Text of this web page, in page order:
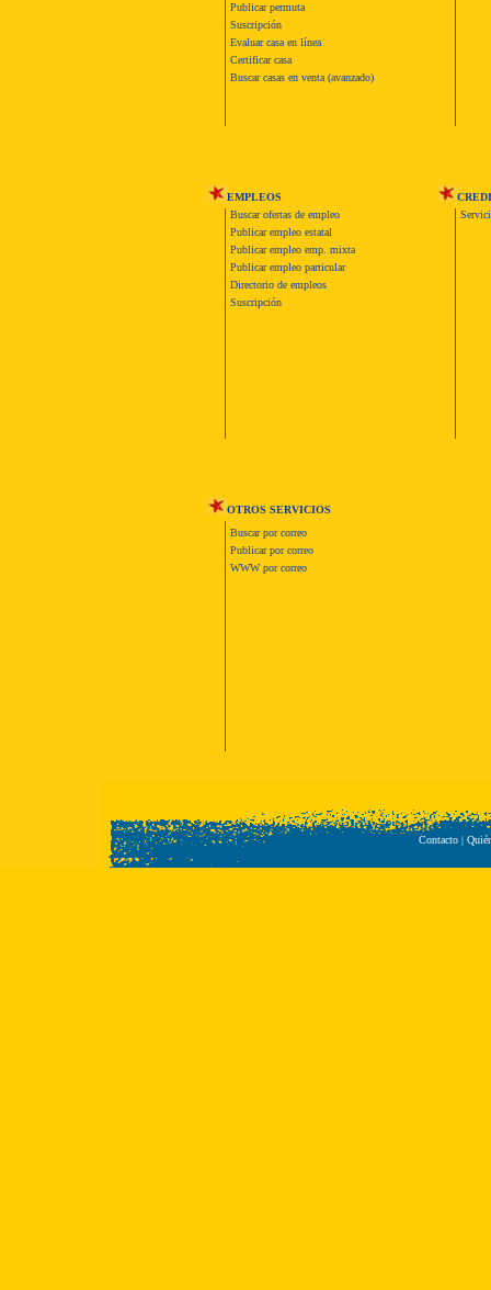
Publicar permuta
Suscripción
Evaluar casa en línea
Certificar casa
Buscar casas en venta (avanzado)
EMPLEOS
Buscar ofertas de empleo
Publicar empleo estatal
Publicar empleo emp. mixta
Publicar empleo particular
Directorio de empleos
Suscripción
OTROS SERVICIOS
Buscar por correo
Publicar por correo
WWW por correo
Contacto|